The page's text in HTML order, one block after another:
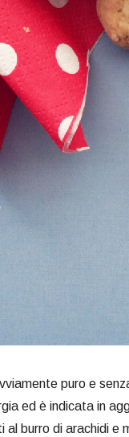
puro e
ed è indicata in
al burro di arachidi